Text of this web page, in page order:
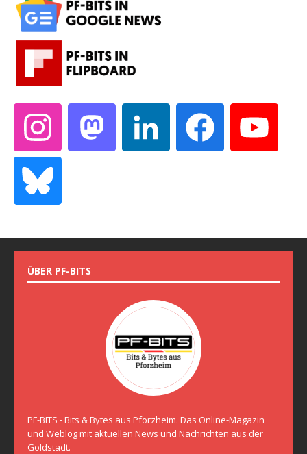
ÜBER PF-BITS
PF-BITS - Bits & Bytes aus Pforzheim. Das Online-Magazin
und Weblog mit aktuellen News und Nachrichten aus der
Goldstadt.